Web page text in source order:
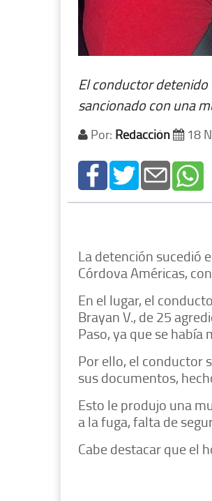
El conductor detenido
sancionado con una
Por: Redacción 18
La detención sucedió
Córdova Américas,
En el lugar, el
Brayan V., de 25
Paso, ya que se había
Por ello, el conductor
sus documentos,
Esto le produjo una
a la fuga, falta de
Cabe destacar que el